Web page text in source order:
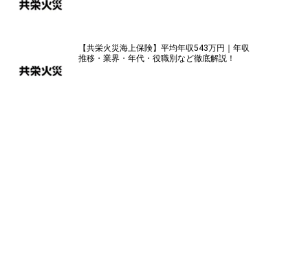
【共栄火災海上保険】平均年収543万円｜年収
推移・業界・年代・役職別など徹底解説！